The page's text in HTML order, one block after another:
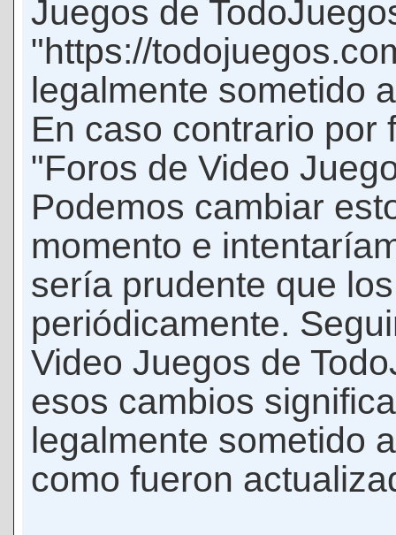
Juegos de
"https://
legalmente sometido
En caso contrario por
"Foros de Video
Podemos cambiar
momento e
sería prudente que
periódicamente.
Video Juegos de
esos cambios
legalmente sometido
como fueron